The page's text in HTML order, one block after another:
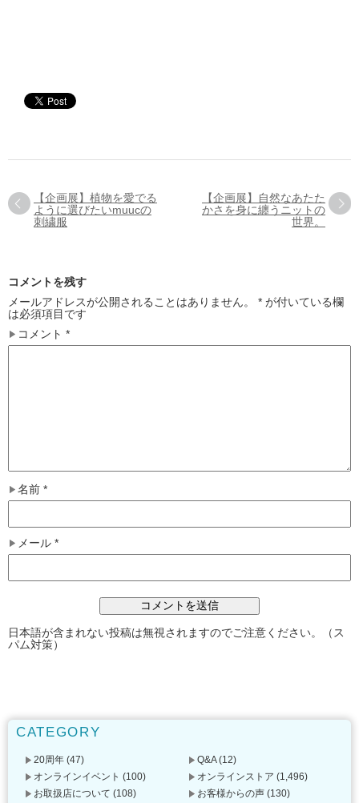
【企画展】植物を愛でる
ように選びたいmuucの
刺繍服
【企画展】自然なあたた
かさを身に纏うニットの
世界。
コメントを残す
メールアドレスが公開されることはありません。
* が付いている欄
は必須項目です
コメント *
名前 *
メール *
日本語が含まれない投稿は無視されますのでご注意ください。（ス
パム対策）
CATEGORY
20周年 (47) Q&A(12)
オンラインイベント (100) オンラインストア (1,496)
お取扱店について (108) お客様からの声 (130)